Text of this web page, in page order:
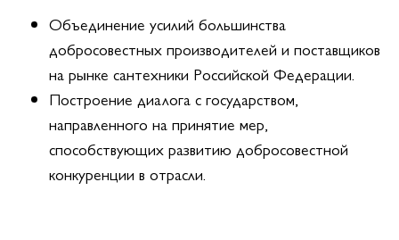
Объединение усилий большинства
добросовестных производителей и поставщиков
на рынке сантехники Российской Федерации.
Построение диалога с государством,
направленного на принятие мер,
способствующих развитию добросовестной
конкуренции в отрасли.